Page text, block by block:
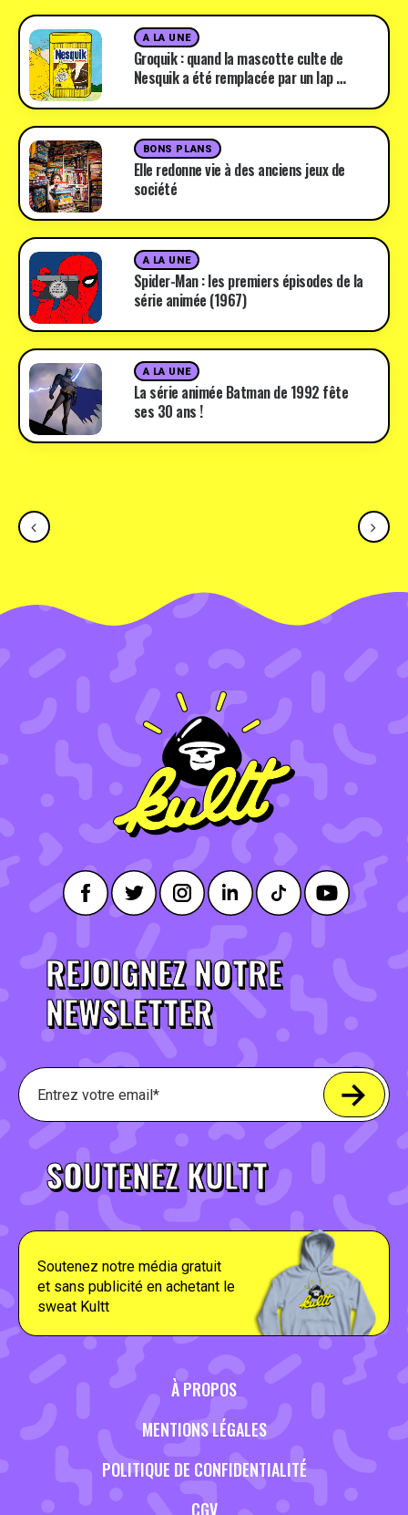
A LA UNE
Groquik : quand la mascotte culte de
Nesquik a été remplacée par un lap …
BONS PLANS
Elle redonne vie à des anciens jeux de
société
A LA UNE
Spider-Man : les premiers épisodes de la
série animée (1967)
A LA UNE
La série animée Batman de 1992 fête
ses 30 ans !
REJOIGNEZ NOTRE
NEWSLETTER
SOUTENEZ KULTT
Soutenez notre média gratuit
et sans publicité en achetant le
sweat Kultt
À PROPOS
MENTIONS LÉGALES
POLITIQUE DE CONFIDENTIALITÉ
CGV